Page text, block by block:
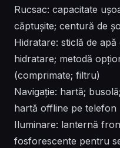
Rucsac: capacitate
căptușite; centură de
Hidratare: sticlă de
hidratare; metodă
(comprimate; filtru)
Navigație: hartă;
hartă offline pe telefon
Iluminare: lanternă
fosforescente pentru